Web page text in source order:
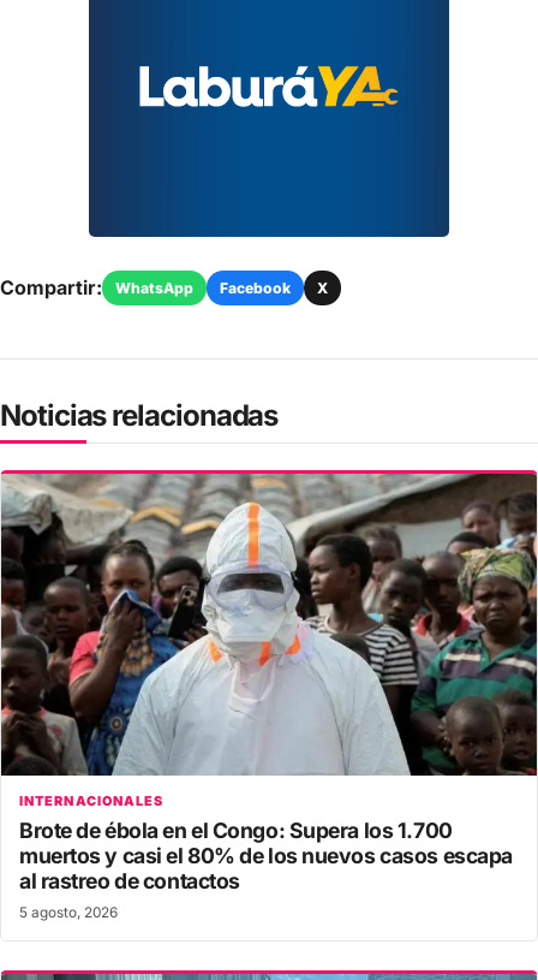
Compartir: WhatsApp Facebook X
Noticias relacionadas
INTERNACIONALES
Brote de ébola en el Congo: Supera los 1.700
muertos y casi el 80% de los nuevos casos escapa
al rastreo de contactos
5 agosto, 2026